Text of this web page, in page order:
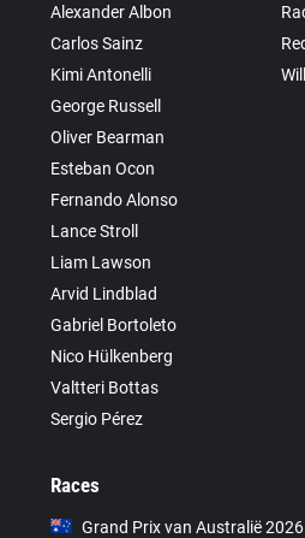
Alexander Albon
Carlos Sainz
Kimi Antonelli
George Russell
Oliver Bearman
Esteban Ocon
Fernando Alonso
Lance Stroll
Liam Lawson
Arvid Lindblad
Gabriel Bortoleto
Nico Hülkenberg
Valtteri Bottas
Sergio Pérez
Races
Grand Prix van Australië 2026